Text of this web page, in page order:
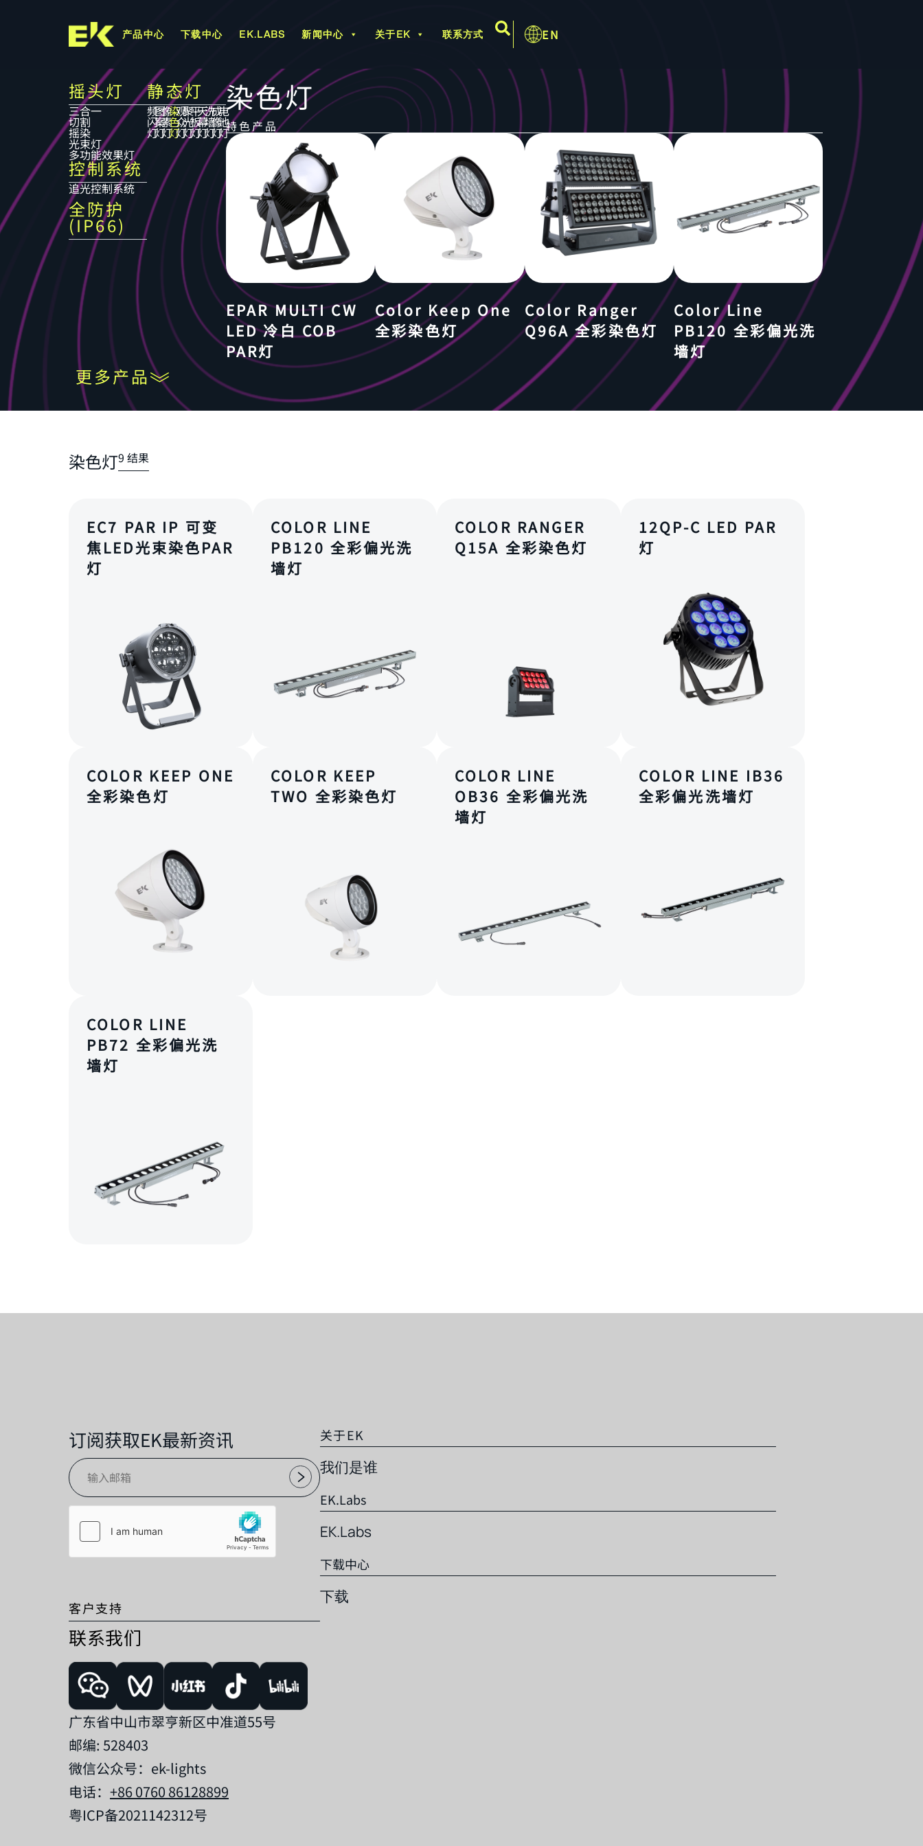
产品中心 下载中心 EK.LABS 新闻中心 关于EK 联系方式 EN
摇头灯
三合一
切割
摇染
光束灯
多功能效果灯
控制系统
追光控制系统
全防护
(IP66)
静态灯
频
闪
灯
图
案
灯
像
素
灯
染
色
灯
观
众
灯
聚
光
灯
平
板
灯
天
幕
灯
洗
墙
灯
成
像
灯
电
池
灯
染色灯
特色产品
EPAR MULTI CW
LED 冷白 COB
PAR灯
Color Keep One
全彩染色灯
Color Ranger
Q96A 全彩染色灯
Color Line
PB120 全彩偏光洗
墙灯
更多产品
染色灯9 结果
EC7 PAR IP 可变
焦LED光束染色PAR
灯
COLOR LINE
PB120 全彩偏光洗
墙灯
COLOR RANGER
Q15A 全彩染色灯
12QP-C LED PAR
灯
COLOR KEEP ONE
全彩染色灯
COLOR KEEP
TWO 全彩染色灯
COLOR LINE
OB36 全彩偏光洗
墙灯
COLOR LINE IB36
全彩偏光洗墙灯
COLOR LINE
PB72 全彩偏光洗
墙灯
订阅获取EK最新资讯
客户支持
联系我们
广东省中山市翠亨新区中准道55号
邮编: 528403
微信公众号：ek-lights
电话： +86 0760 86128899
粤ICP备2021142312号
关于EK
我们是谁
EK.Labs
EK.Labs
下载中心
下载